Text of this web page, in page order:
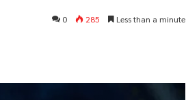
0 285 Less than a minute